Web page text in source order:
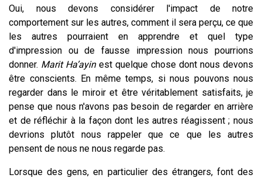
Oui, nous devons considérer l'impact de notre
comportement sur les autres, comment il sera perçu, ce que
les autres pourraient en apprendre et quel type
d'impression ou de fausse impression nous pourrions
donner. Marit Ha’ayinest quelque chose dont nous devons
être conscients. En même temps, si nous pouvons nous
regarder dans le miroir et être véritablement satisfaits, je
pense que nous n'avons pas besoin de regarder en arrière
et de réfléchir à la façon dont les autres réagissent ; nous
devrions plutôt nous rappeler que ce que les autres
pensent de nous ne nous regarde pas.
Lorsque des gens, en particulier des étrangers, font des